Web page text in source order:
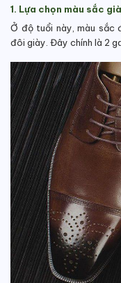
1. Lựa chọn màu sắc
Ở độ tuổi này, màu sắc
đôi giày. Đây chính là 2